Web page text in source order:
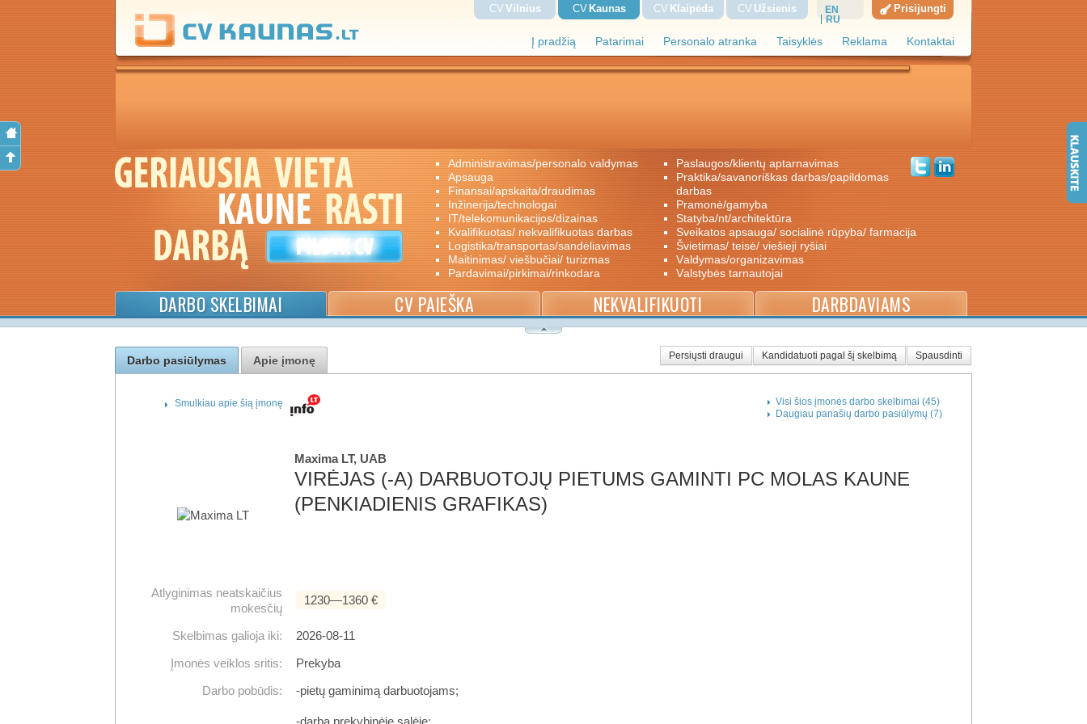
Į pradžią Patarimai Personalo atranka Taisyklės Reklama Kontaktai
CV Vilnius CV Kaunas CV Klaipėda CV Užsienis
EN
RU
Prisijungti
administravimas/personalo valdymas
apsauga
finansai/apskaita/draudimas
inžinerija/technologai
IT/telekomunikacijos/dizainas
kvalifikuotas/ nekvalifikuotas darbas
logistika/transportas/sandėliavimas
maitinimas/ viešbučiai/ turizmas
pardavimai/pirkimai/rinkodara
paslaugos/klientų aptarnavimas
praktika/savanoriškas darbas/papildomas
darbas
pramonė/gamyba
statyba/nt/architektūra
sveikatos apsauga/ socialinė rūpyba/ farmacija
švietimas/ teisė/ viešieji ryšiai
valdymas/organizavimas
valstybės tarnautojai
DARBO SKELBIMAI CV PAIEŠKA NEKVALIFIKUOTI DARBDAVIAMS
Persiųsti draugui Kandidatuoti pagal šį skelbimą Spausdinti
Darbo pasiūlymas Apie įmonę
Maxima LT, UAB
VIRĖJAS (-A) DARBUOTOJŲ PIETUMS GAMINTI PC MOLAS KAUNE
(PENKIADIENIS GRAFIKAS)
Atlyginimas neatskaičius
mokesčių
1230―1360 €
Skelbimas galioja iki:
2026-08-11
Įmonės veiklos sritis:
Prekyba
Darbo pobūdis:
-pietų gaminimą darbuotojams;
Visi šios įmonės darbo skelbimai (45)
Daugiau panašių darbo pasiūlymų (7)
Smulkiau apie šią įmonę